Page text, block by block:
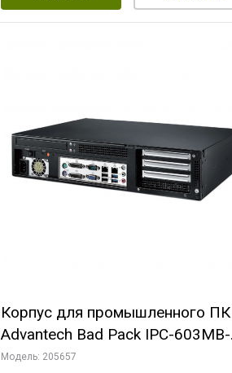
Корпус для промышленного ПК
Advantech Bad Pack IPC-603MB-
35C Корпус 2U 3-Slot Rackmount
Модель: 205657